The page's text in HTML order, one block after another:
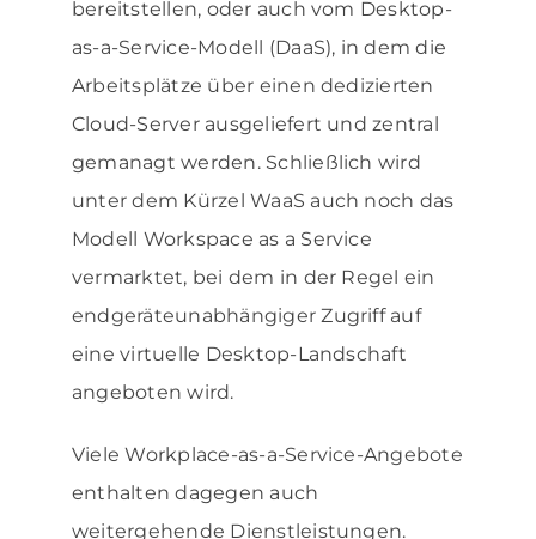
bereitstellen, oder auch vom Desktop-
as-a-Service-Modell (DaaS), in dem die
Arbeitsplätze über einen dedizierten
Cloud-Server ausgeliefert und zentral
gemanagt werden. Schließlich wird
unter dem Kürzel WaaS auch noch das
Modell Workspace as a Service
vermarktet, bei dem in der Regel ein
endgeräteunabhängiger Zugriff auf
eine virtuelle Desktop-Landschaft
angeboten wird.
Viele Workplace-as-a-Service-Angebote
enthalten dagegen auch
weitergehende Dienstleistungen.